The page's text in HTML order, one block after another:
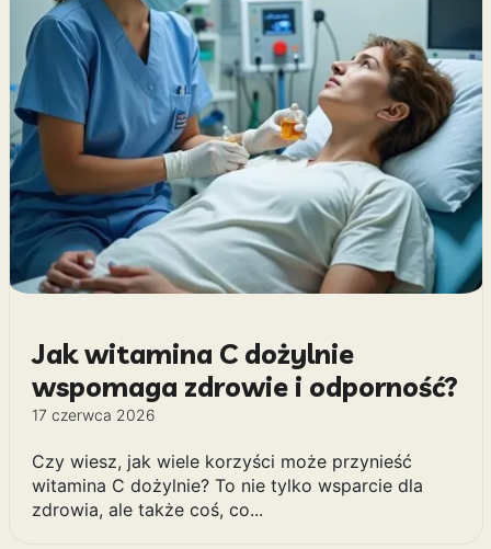
Jak witamina C dożylnie
wspomaga zdrowie i odporność?
17 czerwca 2026
Czy wiesz, jak wiele korzyści może przynieść
witamina C dożylnie? To nie tylko wsparcie dla
zdrowia, ale także coś, co...